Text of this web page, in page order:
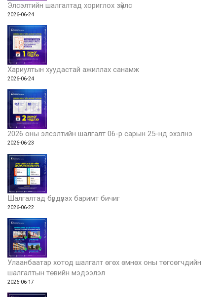
Элсэлтийн шалгалтад хориглох зүйлс
2026-06-24
Хариултын хуудастай ажиллах санамж
2026-06-24
2026 оны элсэлтийн шалгалт 06-р сарын 25-нд эхэлнэ
2026-06-23
Шалгалтад бүрдүүлэх баримт бичиг
2026-06-22
Улаанбаатар хотод шалгалт өгөх өмнөх оны төгсөгчдийн
шалгалтын төвийн мэдээлэл
2026-06-17